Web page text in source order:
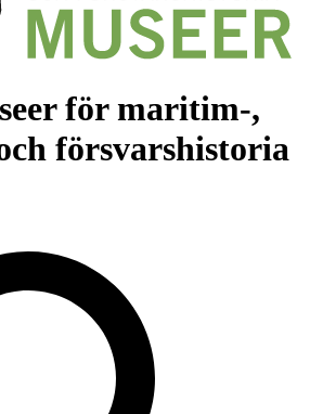
för maritim-,
försvarshistoria